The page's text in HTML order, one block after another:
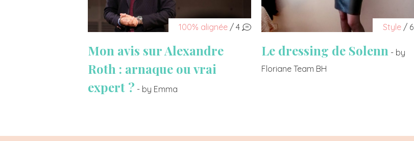
100% alignée / 4
Mon avis sur Alexandre
Roth : arnaque ou vrai
expert ? - by Emma
Style / 6
Le dressing de Solenn - by
Floriane Team BH